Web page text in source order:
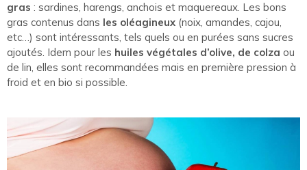
gras : sardines, harengs, anchois et maquereaux. Les bons
gras contenus dans les oléagineux (noix, amandes, cajou,
etc…) sont intéressants, tels quels ou en purées sans sucres
ajoutés. Idem pour les huiles végétales d’olive, de colza ou
de lin, elles sont recommandées mais en première pression à
froid et en bio si possible.